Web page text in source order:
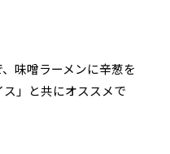
味噌ラーメンに辛葱を
ス」と共にオススメで